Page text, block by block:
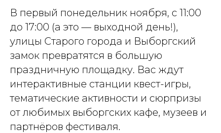
В первый понедельник ноября, с 11:00
до 17:00 (а это — выходной день!),
улицы Старого города и Выборгский
замок превратятся в большую
праздничную площадку. Вас ждут
интерактивные станции квест-игры,
тематические активности и сюрпризы
от любимых выборгских кафе, музеев и
партнёров фестиваля.